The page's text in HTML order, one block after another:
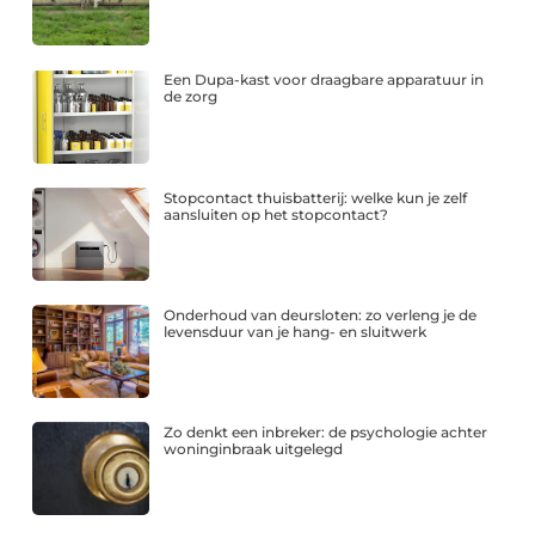
Een Dupa-kast voor draagbare apparatuur in
de zorg
Stopcontact thuisbatterij: welke kun je zelf
aansluiten op het stopcontact?
Onderhoud van deursloten: zo verleng je de
levensduur van je hang- en sluitwerk
Zo denkt een inbreker: de psychologie achter
woninginbraak uitgelegd